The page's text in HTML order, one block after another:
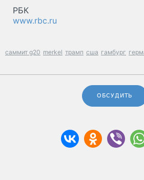
РБК
www.rbc.ru
саммит g20 merkel трамп сша гамбург
ОБСУДИТЬ